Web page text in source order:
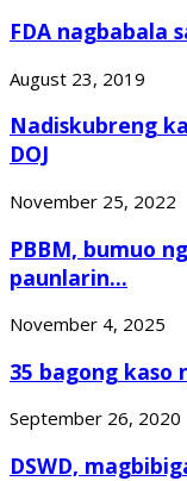
FDA nagbabala
August 23, 2019
Nadiskubreng
DOJ
November 25, 2022
PBBM, bumuo
paunlarin...
November 4, 2025
35 bagong kaso
September 26, 2020
DSWD,